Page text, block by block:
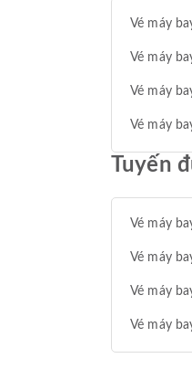
Vé máy
Vé máy
Vé máy
Vé máy
Tuyến
Vé máy
Vé máy
Vé máy
Vé máy